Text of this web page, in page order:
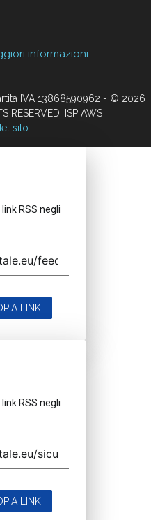
informazioni
IVA 13868590962 - © 2026
RESERVED. ISP AWS
sito
RSS negli
LINK
RSS negli
LINK